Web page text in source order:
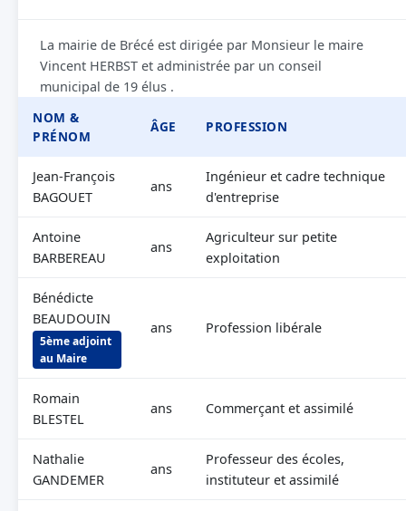
La mairie de Brécé est dirigée par Monsieur le maire
Vincent HERBST et administrée par un conseil
municipal de 19 élus .
NOM &
PRÉNOM
ÂGE PROFESSION
Jean-François
BAGOUET
ans
Ingénieur et cadre technique
d'entreprise
Antoine
BARBEREAU
ans
Agriculteur sur petite
exploitation
Bénédicte
BEAUDOUIN
5ème adjoint
au Maire
ans Profession libérale
Romain
BLESTEL
ans Commerçant et assimilé
Nathalie
GANDEMER
ans
Professeur des écoles,
instituteur et assimilé